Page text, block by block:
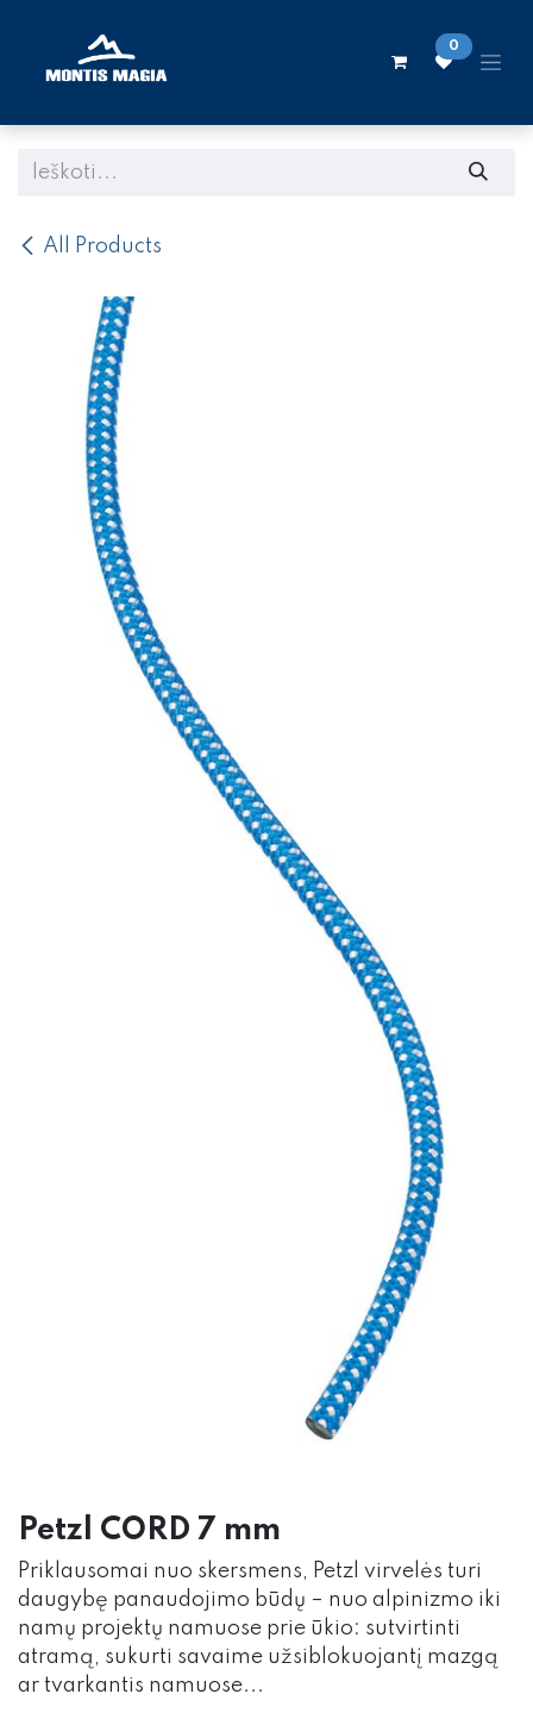
0
All Products
Petzl CORD 7 mm
Priklausomai nuo skersmens, Petzl virvelės turi
daugybę panaudojimo būdų – nuo ​​alpinizmo iki
namų projektų namuose prie ūkio: sutvirtinti
atramą, sukurti savaime užsiblokuojantį mazgą
ar tvarkantis namuose...